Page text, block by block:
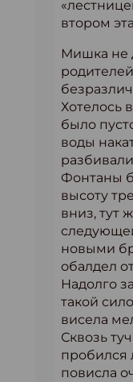
втором
Мишка не
Хотелось
было
воды
Фонтаны
высоту
вниз, тут
новыми
обалдел
Надолго
такой
висела
Сквозь
пробился
повисла